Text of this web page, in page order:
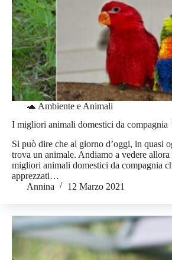
🐢 Ambiente e Animali
I migliori animali domestici da compagnia
Si può dire che al giorno d’oggi, in quasi
trova un animale. Andiamo a vedere
migliori animali domestici da compagnia
apprezzati…
Annina
12 Marzo 2021